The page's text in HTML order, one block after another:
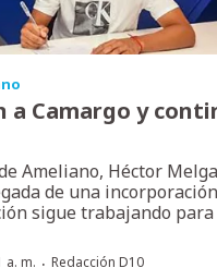
a Camargo y
Ameliano, Héctor
de una
sigue trabajando
a. m. Redacción D10